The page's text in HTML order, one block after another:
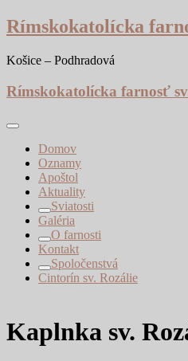
Skip
to
Rímskokatolícka
Košice – Podhradová
Rímskokatolícka farnosť
Domov
Oznamy
Apoštol
Aktuality
Sviatosti
Galéria
O farnosti
Kontakt
Spoločenstvá
Cintorín sv. Rozálie
Kaplnka sv.